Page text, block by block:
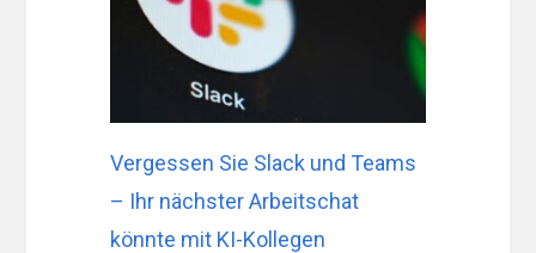
Vergessen Sie Slack und Teams
– Ihr nächster Arbeitschat
könnte mit KI-Kollegen